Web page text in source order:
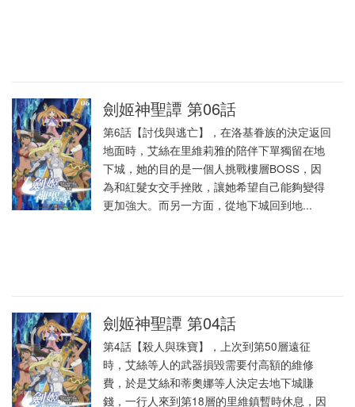
劍姬神聖譚 第06話
第6話【討伐與逃亡】，在洛基眷族的決定返回
地面時，艾絲在里維莉雅的陪伴下單獨留在地
下城，她的目的是一個人挑戰樓層BOSS，因
為和紅髮女交手挫敗，讓她希望自己能夠變得
更加強大。而另一方面，從地下城回到地...
劍姬神聖譚 第04話
第4話【殺人與珠寶】，上次到第50層遠征
時，艾絲等人的武器損毀需要付高額的維修
費，於是艾絲和蒂奧娜等人決定去地下城賺
錢，一行人來到第18層的里維鎮暫時休息，因